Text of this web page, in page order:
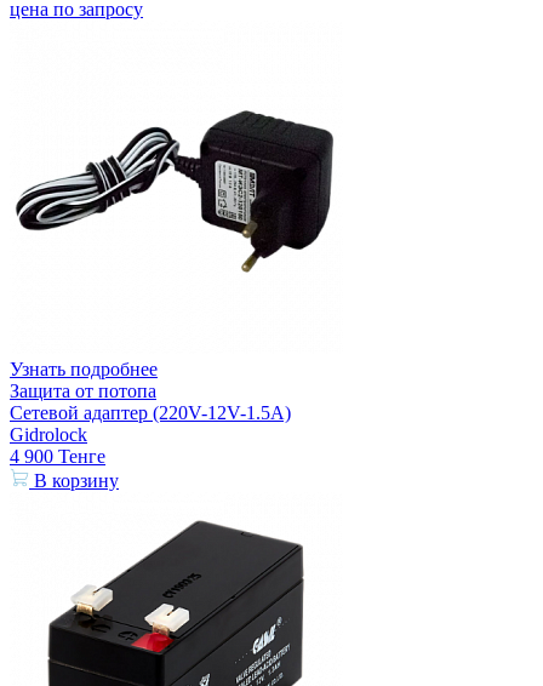
цена по запросу
Узнать подробнее
Защита от потопа
Сетевой адаптер (220V-12V-1.5A)
Gidrolock
4 900 Тенге
В корзину